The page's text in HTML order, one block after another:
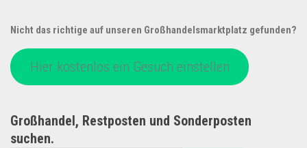
Nicht das richtige auf unseren Großhandelsmarktplatz gefunden?
Hier kostenlos ein Gesuch einstellen
Großhandel, Restposten und Sonderposten
suchen.